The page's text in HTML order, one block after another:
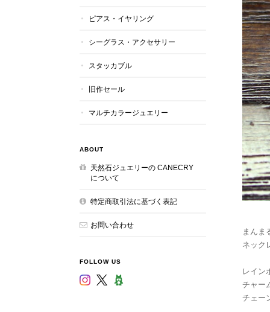
まんま
ネック
レイン
チャー
チェー
ピアス・イヤリング
シーグラス・アクセサリー
スタッカブル
旧作セール
マルチカラージュエリー
ABOUT
天然石ジュエリーの CANECRY
について
特定商取引法に基づく表記
お問い合わせ
FOLLOW US